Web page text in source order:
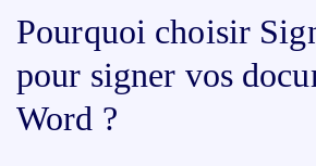
Pourquoi choisir
pour signer vos
Word ?